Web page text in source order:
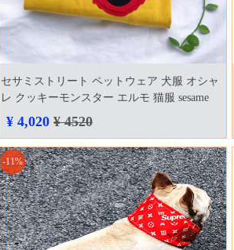
セサミストリート ペットウェア 犬服 オシャ
レ クッキーモンスター エルモ 猫服 sesame
street 犬洋服 ペット 夏用 洋服 鮮やか キュー
ト 人気
¥ 4,020 ¥ 4520
-11%